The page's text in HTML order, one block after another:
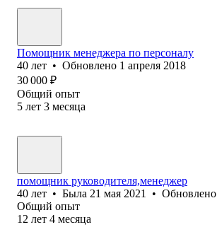
Помощник менеджера по персоналу
40 лет • Обновлено 1 апреля 2018
30 000 ₽
Общий опыт
5 лет 3 месяца
помощник руководителя,менеджер
40 лет • Была 21 мая 2021 • Обновлено
Общий опыт
12 лет 4 месяца